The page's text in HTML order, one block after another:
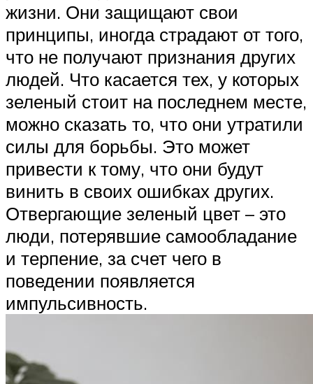
жизни. Они защищают свои
принципы, иногда страдают от того,
что не получают признания других
людей. Что касается тех, у которых
зеленый стоит на последнем месте,
можно сказать то, что они утратили
силы для борьбы. Это может
привести к тому, что они будут
винить в своих ошибках других.
Отвергающие зеленый цвет – это
люди, потерявшие самообладание
и терпение, за счет чего в
поведении появляется
импульсивность.